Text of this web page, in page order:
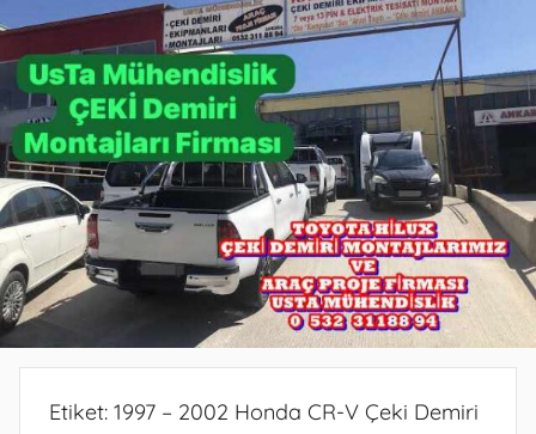
PROJE
ANKARA
PROJE
ANKARA
BELGESİ
PROJESİ
ANKARA
DEMİRİ
MONTAJ
VE
ARAÇ
PROJE
FİRMASI
ANKARA
Etiket: 1997 – 2002 Honda CR-V Çeki Demiri